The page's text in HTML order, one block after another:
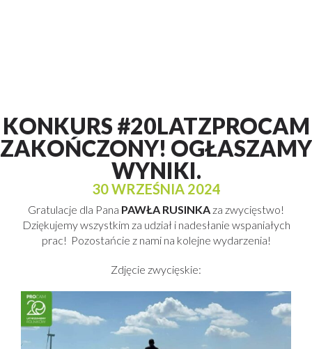
KONKURS #20LATZPROCAM
ZAKOŃCZONY! OGŁASZAMY
WYNIKI.
30 WRZEŚNIA 2024
Gratulacje dla Pana PAWŁA RUSINKA za zwycięstwo!
Dziękujemy wszystkim za udział i nadesłanie wspaniałych
prac! Pozostańcie z nami na kolejne wydarzenia!
Zdjęcie zwycięskie: